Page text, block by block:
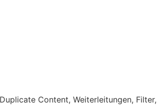
Content, Weiterleitungen, Filter,